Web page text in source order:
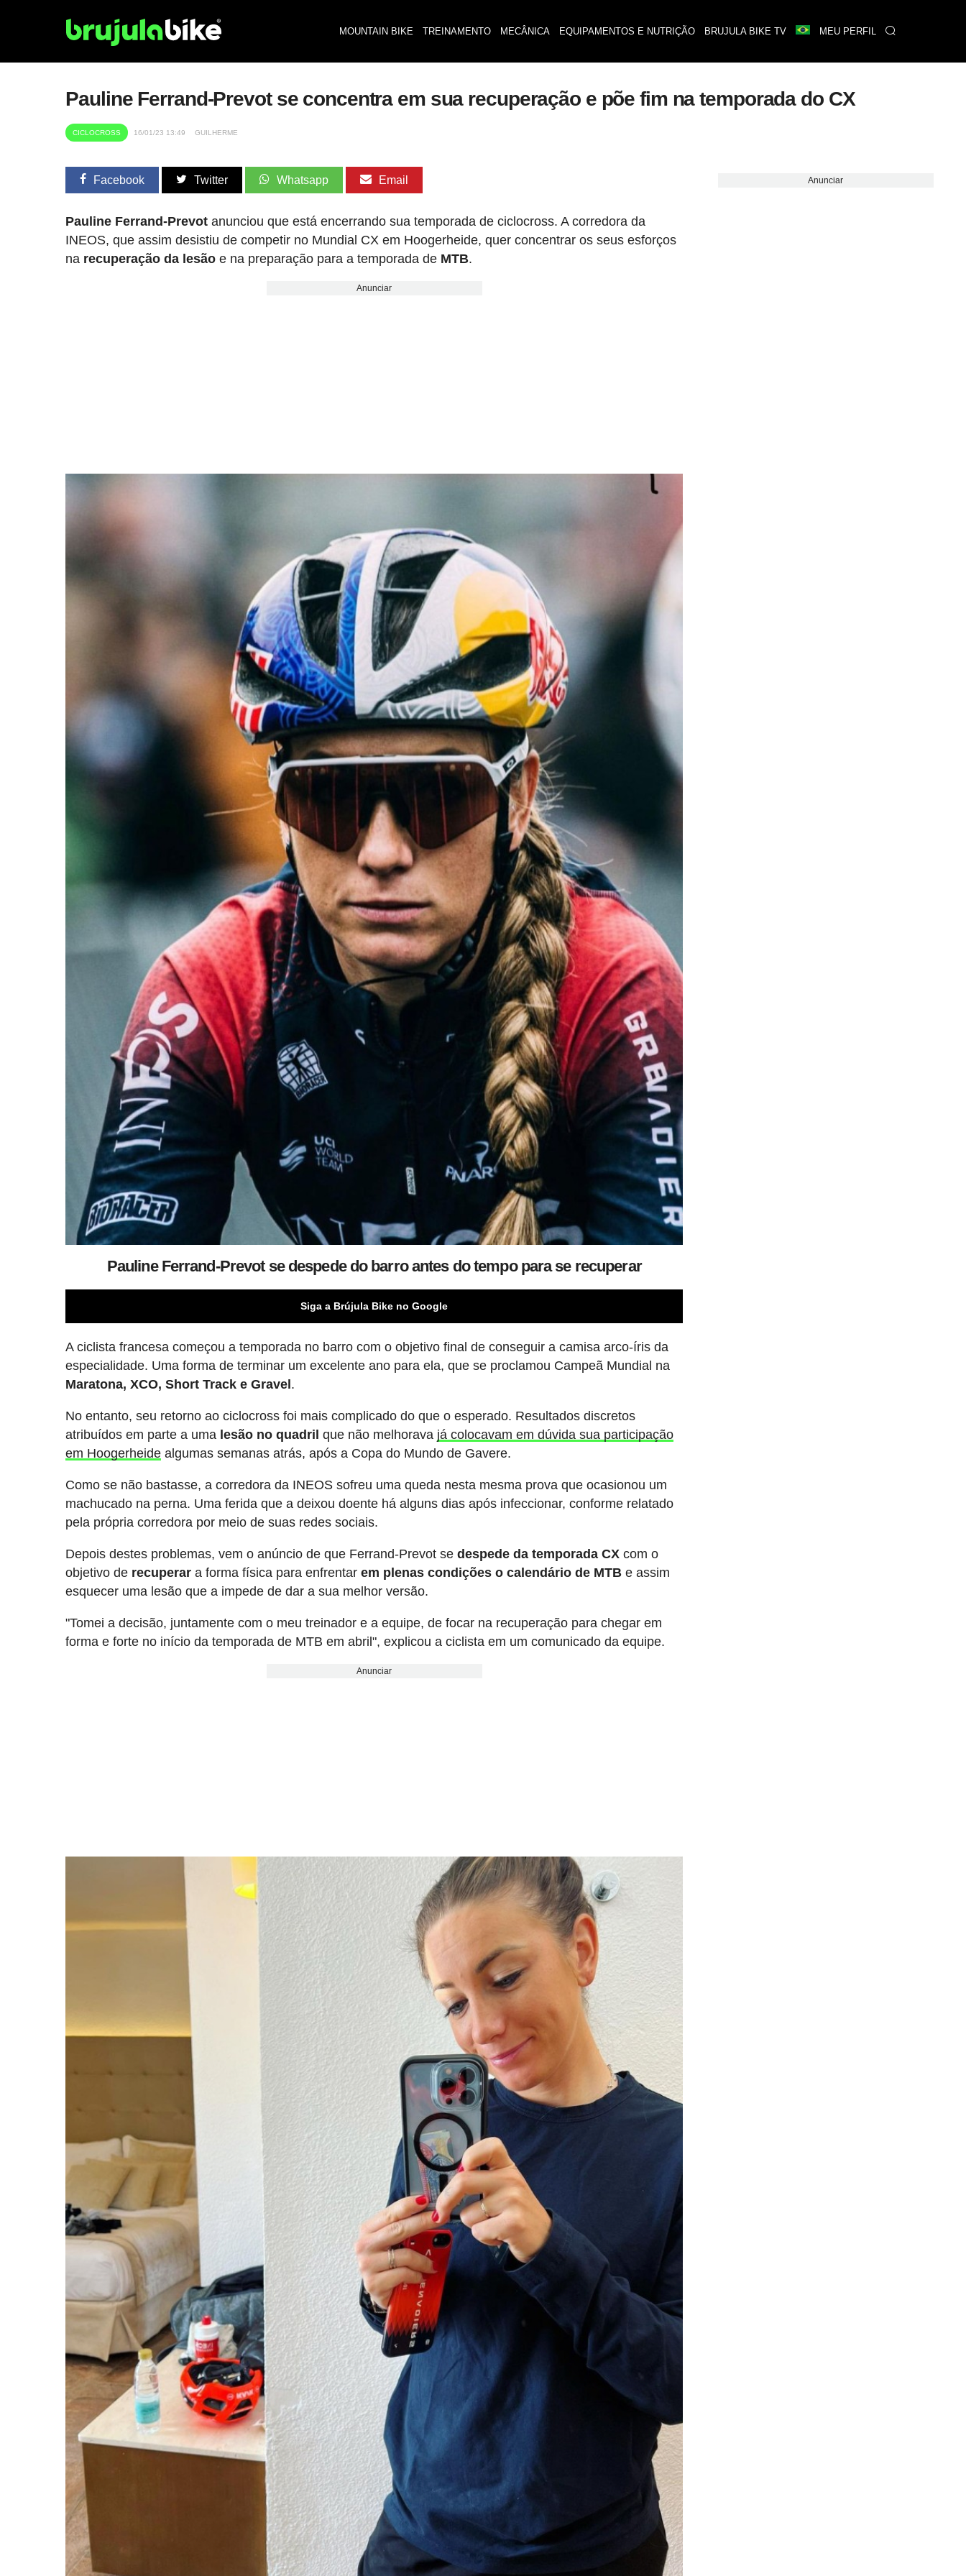
MOUNTAIN BIKE TREINAMENTO MECÂNICA EQUIPAMENTOS E NUTRIÇÃO BRUJULA BIKE TV MEU PERFIL
Pauline Ferrand-Prevot se concentra em sua recuperação e põe fim na temporada do CX
CICLOCROSS 16/01/23 13:49 GUILHERME
Facebook Twitter Whatsapp Email
Pauline Ferrand-Prevot anunciou que está encerrando sua temporada de ciclocross. A corredora da
INEOS, que assim desistiu de competir no Mundial CX em Hoogerheide, quer concentrar os seus esforços
na recuperação da lesão e na preparação para a temporada de MTB.
Anunciar
Pauline Ferrand-Prevot se despede do barro antes do tempo para se recuperar
Siga a Brújula Bike no Google
A ciclista francesa começou a temporada no barro com o objetivo final de conseguir a camisa arco-íris da
especialidade. Uma forma de terminar um excelente ano para ela, que se proclamou Campeã Mundial na
Maratona, XCO, Short Track e Gravel .
No entanto, seu retorno ao ciclocross foi mais complicado do que o esperado. Resultados discretos
atribuídos em parte a uma lesão no quadril que não melhorava já colocavam em dúvida sua participação
em Hoogerheide algumas semanas atrás, após a Copa do Mundo de Gavere.
Como se não bastasse, a corredora da INEOS sofreu uma queda nesta mesma prova que ocasionou um
machucado na perna. Uma ferida que a deixou doente há alguns dias após infeccionar, conforme relatado
pela própria corredora por meio de suas redes sociais.
Depois destes problemas, vem o anúncio de que Ferrand-Prevot sedespede da temporada CXcom o
objetivo de recuperar a forma física para enfrentarem plenas condições o calendário de MTB e assim
esquecer uma lesão que a impede de dar a sua melhor versão.
"Tomei a decisão, juntamente com o meu treinador e a equipe, de focar na recuperação para chegar em
forma e forte no início da temporada de MTB em abril", explicou a ciclista em um comunicado da equipe.
Anunciar
Anunciar